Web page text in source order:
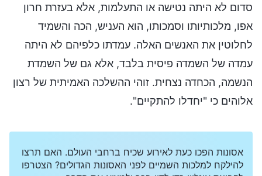
סדום לא היתה נטישה או התעלמות, אלא בעזרת חרון
אפו, מלכותיותו וסמכותו, הוא העניש, הכה והשמיד
לחלוטין את האנשים האלה. עמדתו כלפיהם לא היתה
עמדה של השמדה פיסית בלבד, אלא גם של השמדת
הנשמה, הכחדה נצחית. זוהי ההשלכה האמיתית של רצון
אלוהים כי "יחדלו להתקיים".
אסונות הפכו כעת לאירוע שכיח ברחבי העולם. האם תרצו
להילקח למלכות השמיים לפני האסונות הגדולים? הצטרפו